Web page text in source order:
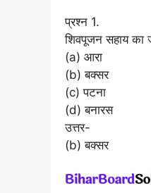
प्रश्न 1.
शिवपूजन सहाय
(a) आरा
(b) बक्सर
(c) पटना
(d) बनारस
उत्तर-
(b) बक्सर